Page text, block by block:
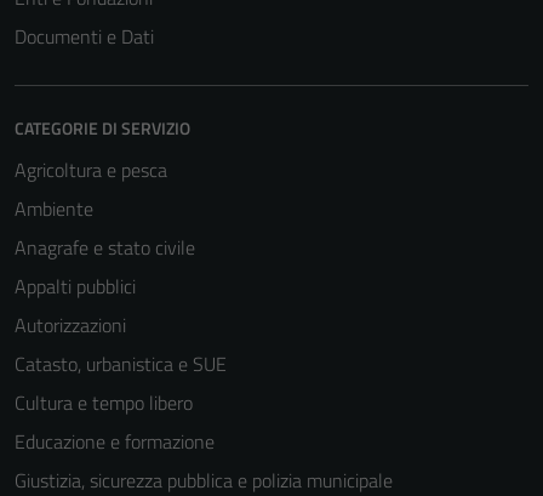
Documenti e Dati
CATEGORIE DI SERVIZIO
Agricoltura e pesca
Ambiente
Anagrafe e stato civile
Appalti pubblici
Autorizzazioni
Catasto, urbanistica e SUE
Cultura e tempo libero
Educazione e formazione
Giustizia, sicurezza pubblica e polizia municipale